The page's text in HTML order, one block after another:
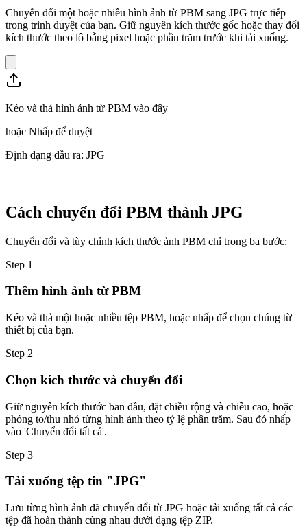
Chuyển đổi một hoặc nhiều hình ảnh từ PBM sang JPG trực tiếp
trong trình duyệt của bạn. Giữ nguyên kích thước gốc hoặc thay đổi
kích thước theo lô bằng pixel hoặc phần trăm trước khi tải xuống.
Kéo và thả hình ảnh từ PBM vào đây
hoặc Nhấp để duyệt
Định dạng đầu ra: JPG
Cách chuyển đổi PBM thành JPG
Chuyển đổi và tùy chỉnh kích thước ảnh PBM chỉ trong ba bước:
Step 1
Thêm hình ảnh từ PBM
Kéo và thả một hoặc nhiều tệp PBM, hoặc nhấp để chọn chúng từ
thiết bị của bạn.
Step 2
Chọn kích thước và chuyển đổi
Giữ nguyên kích thước ban đầu, đặt chiều rộng và chiều cao, hoặc
phóng to/thu nhỏ từng hình ảnh theo tỷ lệ phần trăm. Sau đó nhấp
vào 'Chuyển đổi tất cả'.
Step 3
Tải xuống tệp tin "JPG"
Lưu từng hình ảnh đã chuyển đổi từ JPG hoặc tải xuống tất cả các
tệp đã hoàn thành cùng nhau dưới dạng tệp ZIP.